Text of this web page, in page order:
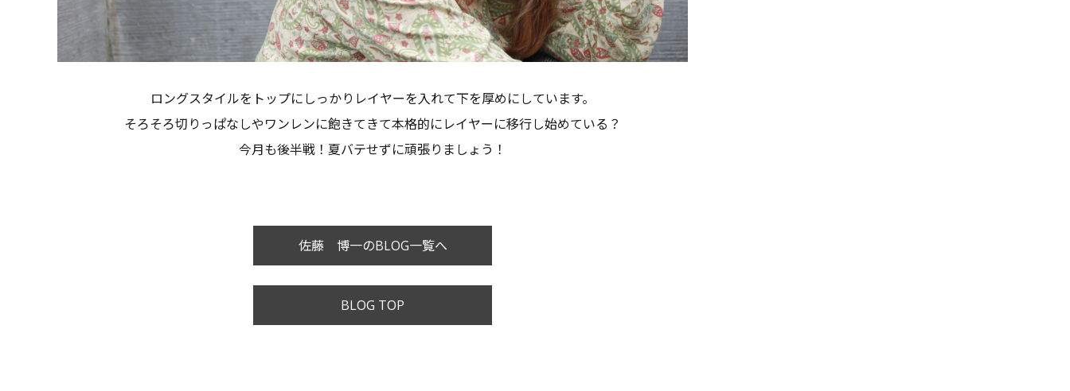
ロングスタイルをトップにしっかりレイヤーを入れて下を厚めにしています。
そろそろ切りっぱなしやワンレンに飽きてきて本格的にレイヤーに移行し始めている？
今月も後半戦！夏バテせずに頑張りましょう！
佐藤 博一のBLOG一覧へ
BLOG TOP